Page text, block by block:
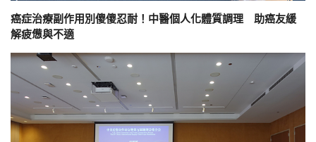
癌症治療副作用別傻傻忍耐！中醫個人化體質調理 助癌友緩
解疲憊與不適